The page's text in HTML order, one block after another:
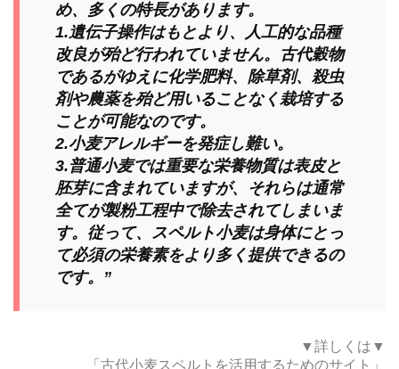
め、多くの特長があります。
1.遺伝子操作はもとより、人工的な品種
改良が殆ど行われていません。古代穀物
であるがゆえに化学肥料、除草剤、殺虫
剤や農薬を殆ど用いることなく栽培する
ことが可能なのです。
2.小麦アレルギーを発症し難い。
3.普通小麦では重要な栄養物質は表皮と
胚芽に含まれていますが、それらは通常
全てが製粉工程中で除去されてしまいま
す。従って、スペルト小麦は身体にとっ
て必須の栄養素をより多く提供できるの
です。”
▼詳しくは▼
「古代小麦スペルトを活用するためのサイト」